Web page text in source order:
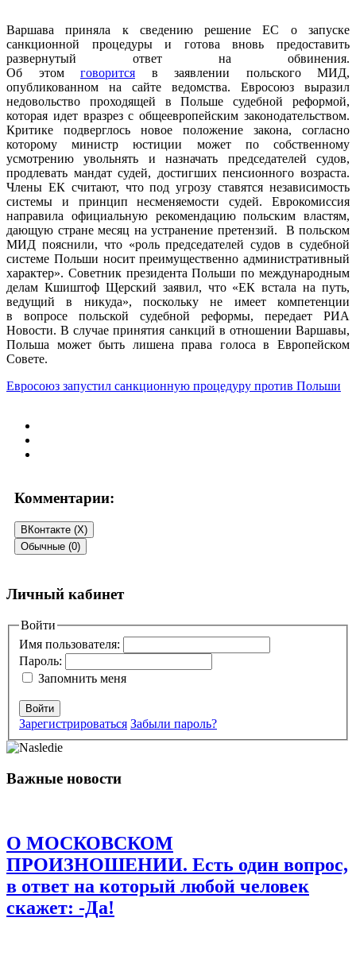
Варшава приняла к сведению решение ЕС о запуске
санкционной процедуры и готова вновь предоставить
развернутый ответ на обвинения.
Об этом говорится в заявлении польского МИД,
опубликованном на сайте ведомства. Евросоюз выразил
недовольство проходящей в Польше судебной реформой,
которая идет вразрез с общеевропейским законодательством.
Критике подверглось новое положение закона, согласно
которому министр юстиции может по собственному
усмотрению увольнять и назначать председателей судов,
продлевать мандат судей, достигших пенсионного возраста.
Члены ЕК считают, что под угрозу ставятся независимость
системы и принцип несменяемости судей. Еврокомиссия
направила официальную рекомендацию польским властям,
дающую стране месяц на устранение претензий. В польском
МИД пояснили, что «роль председателей судов в судебной
системе Польши носит преимущественно административный
характер». Советник президента Польши по международным
делам Кшиштоф Щерский заявил, что «ЕК встала на путь,
ведущий в никуда», поскольку не имеет компетенции
в вопросе польской судебной реформы, передает РИА
Новости. В случае принятия санкций в отношении Варшавы,
Польша может быть лишена права голоса в Европейском
Совете.
Евросоюз запустил санкционную процедуру против Польши
Комментарии:
ВКонтакте (X)
Обычные (0)
Добавить комментарий
Ваш адрес email не будет опубликован. Обязательные поля
помечены*
Комментарий*
Сайт
Сохранить моё имя, email и адрес сайта в этом браузере для
последующих моих комментариев.
Личный кабинет
Войти
Имя пользователя:
Пароль:
Запомнить меня
Войти
Зарегистрироваться Забыли пароль?
Важные новости
О МОСКОВСКОМ
ПРОИЗНОШЕНИИ. Есть один вопрос,
в ответ на который любой человек
скажет: -Да!